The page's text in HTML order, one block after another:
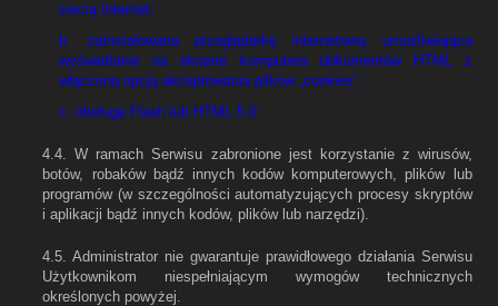
siecią Internet;
b. zainstalowana przeglądarkę internetową umożliwiająca
wyświetlanie na ekranie komputera dokumentów HTML z
włączoną opcją akceptowania plików „cookies”.
c. obsługę Flash lub HTML 5.0
4.4. W ramach Serwisu zabronione jest korzystanie z wirusów,
botów, robaków bądź innych kodów komputerowych, plików lub
programów (w szczególności automatyzujących procesy skryptów
i aplikacji bądź innych kodów, plików lub narzędzi).
4.5. Administrator nie gwarantuje prawidłowego działania Serwisu
Użytkownikom niespełniającym wymogów technicznych
określonych powyżej.